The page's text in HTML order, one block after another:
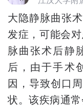
大隐静脉曲张
发症，可能会
脉曲张术后静
后，由于手术
因，导致创口
状。该疾病通